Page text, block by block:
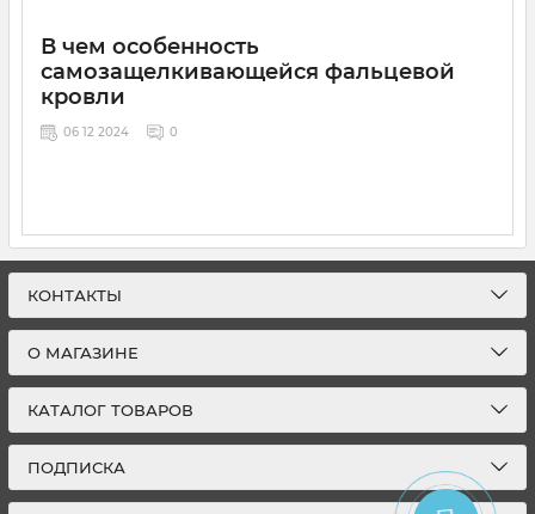
В чем особенность
самозащелкивающейся фальцевой
кровли
06 12 2024 0
КОНТАКТЫ
О МАГАЗИНЕ
КАТАЛОГ ТОВАРОВ
ПОДПИСКА